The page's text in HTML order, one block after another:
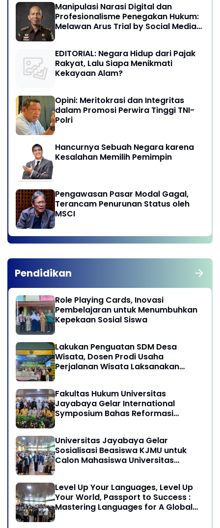
Manipulasi Narasi Digital dan
Profesionalisme Penegakan Hukum:
Melawan Arus Trial by Social Media
EDITORIAL: Negara Hidup dari Pajak
Rakyat, Lalu Siapa Menikmati
Kekayaan Alam?
Opini: Meritokrasi dan Integritas
dalam Promosi Perwira Tinggi TNI-
Polri
Hancurnya Sebuah Negara karena
Kesalahan Memilih Pemimpin
Pengawasan Pasar Modal Gagal,
Terancam Penurunan Status oleh
MSCI
Pendidikan
Role Playing Cards, Inovasi
Pembelajaran untuk Menumbuhkan
Kepekaan Sosial Siswa
Lakukan Penguatan SDM Desa
Wisata, Dosen Prodi Usaha
Perjalanan Wisata Laksanakan
Sukamandi Masagi - Kabupaten
Subang, Jawa Barat
Fakultas Hukum Universitas
Jayabaya Gelar International
Symposium Bahas Reformasi
Universitas Jayabaya Gelar
Sosialisasi Beasiswa KJMU untuk
Calon Mahasiswa Universitas
Level Up Your Languages, Level Up
Your World, Passport to Success :
Mastering Languages for A Global